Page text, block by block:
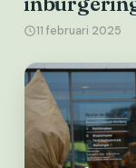
11 februari 2025